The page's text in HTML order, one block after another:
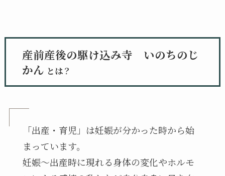
産前産後の駆け込み寺 いのちのじ
かん とは？
「出産・育児」は妊娠が分かった時から始
まっています。
妊娠〜出産時に現れる身体の変化やホルモ